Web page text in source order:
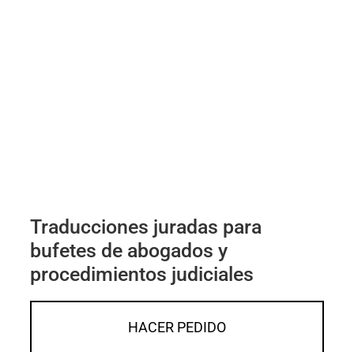
Traducciones juradas para
bufetes de abogados y
procedimientos judiciales
HACER PEDIDO